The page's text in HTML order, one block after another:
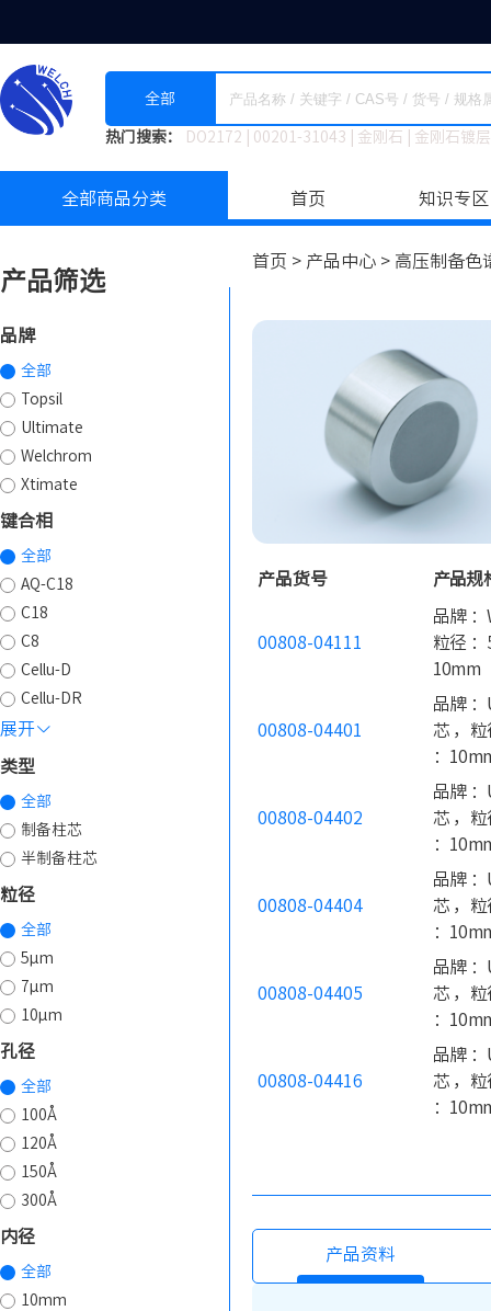
全部
热门搜索： DO2172 00201-31043 金刚石 金刚石镀
全部商品分类 首页 知识专区
首页 > 产品中心 > 高压制备色
产品筛选
品牌
全部
Topsil
Ultimate
Welchrom
Xtimate
键合相
全部
AQ-C18
C18
C8
Cellu-D
Cellu-DR
展开
类型
全部
制备柱芯
半制备柱芯
粒径
全部
5µm
7µm
10µm
孔径
全部
100Å
120Å
150Å
300Å
内径
全部
10mm
产品货号 产品规
00808-04111
品牌
粒径 ：
10mm
00808-04401
品牌
芯 ，
：
00808-04402
品牌
芯 ，
：
00808-04404
品牌
芯 ，
：
00808-04405
品牌
芯 ，
：
00808-04416
品牌
芯 ，
：
产品资料